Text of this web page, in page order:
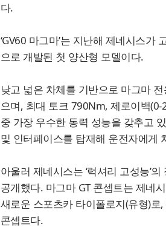
다.
‘GV60 마그마’는 지난해 제네시스가
으로 개발된 첫 양산형 모델이다.
낮고 넓은 차체를 기반으로 마그마
으며, 최대 토크 790Nm, 제로이백
중 가장 우수한 동력 성능을 갖추고
및 인터페이스를 탑재해 운전자에게
아울러 제네시스는 ‘럭셔리 고성능’
공개했다. 마그마 GT 콘셉트는 제네
새로운 스포츠카 타이폴로지(유형)
콘셉트다.